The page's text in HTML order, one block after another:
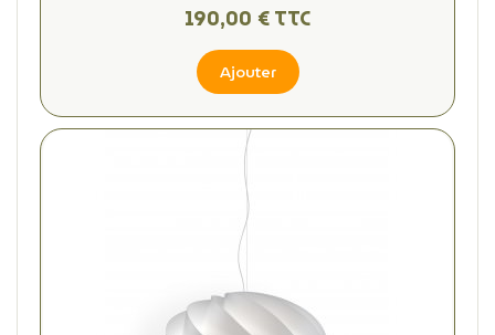
190,00 € TTC
Ajouter